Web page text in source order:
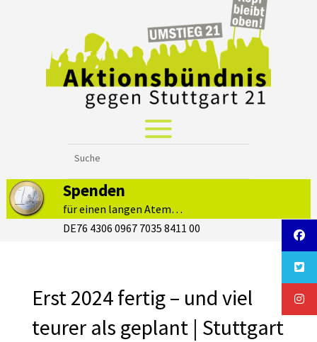
Spenden
für einen langen Atem…
DE76 4306 0967 7035 8411 00
Erst 2024 fertig – und viel
teurer als geplant | Stuttgart